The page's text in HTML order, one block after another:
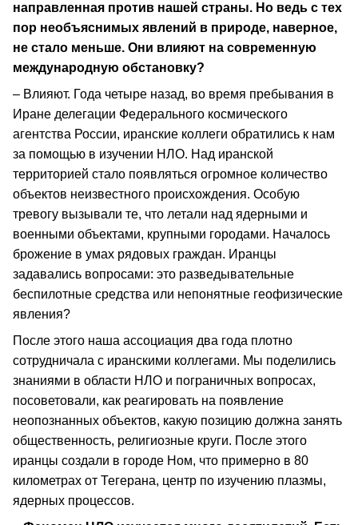
направленная против нашей страны. Но ведь с тех
пор необъяснимых явлений в природе, наверное,
не стало меньше. Они влияют на современную
международную обстановку?
– Влияют. Года четыре назад, во время пребывания в
Иране делегации Федерального космического
агентства России, иранские коллеги обратились к нам
за помощью в изучении НЛО. Над иранской
территорией стало появляться огромное количество
объектов неизвестного происхождения. Особую
тревогу вызывали те, что летали над ядерными и
военными объектами, крупными городами. Началось
брожение в умах рядовых граждан. Иранцы
задавались вопросами: это разведывательные
беспилотные средства или непонятные геофизические
явления?
После этого наша ассоциация два года плотно
сотрудничала с иранскими коллегами. Мы поделились
знаниями в области НЛО и пограничных вопросах,
посоветовали, как реагировать на появление
неопознанных объектов, какую позицию должна занять
общественность, религиозные круги. После этого
иранцы создали в городе Ном, что примерно в 80
километрах от Тегерана, центр по изучению плазмы,
ядерных процессов.